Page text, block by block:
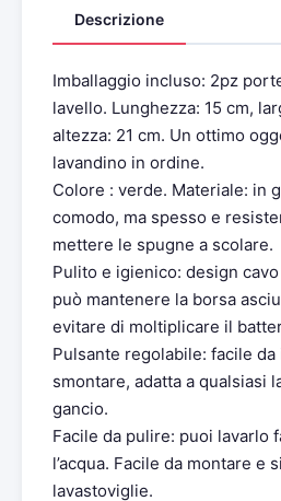
Descrizione
Imballaggio incluso: 2pz
lavello. Lunghezza: 15 cm,
altezza: 21 cm. Un ottimo
lavandino in ordine.
Colore : verde. Materiale: in
comodo, ma spesso e
mettere le spugne a scolare.
Pulito e igienico: design
può mantenere la borsa
evitare di moltiplicare il
Pulsante regolabile: facile da
smontare, adatta a qualsiasi
gancio.
Facile da pulire: puoi lavarlo
l’acqua. Facile da montare e
lavastoviglie.